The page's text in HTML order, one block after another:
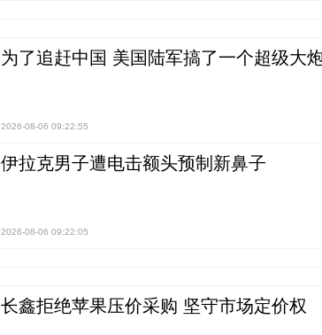
为了追赶中国 美国陆军搞了一个超级大
2026-08-06 09:22:55
伊拉克男子遭电击额头预制新鼻子
2026-08-06 09:22:05
长鑫拒绝苹果压价采购 坚守市场定价权